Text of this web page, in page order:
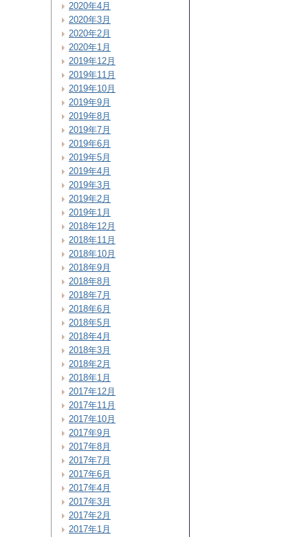
2020年4月
2020年3月
2020年2月
2020年1月
2019年12月
2019年11月
2019年10月
2019年9月
2019年8月
2019年7月
2019年6月
2019年5月
2019年4月
2019年3月
2019年2月
2019年1月
2018年12月
2018年11月
2018年10月
2018年9月
2018年8月
2018年7月
2018年6月
2018年5月
2018年4月
2018年3月
2018年2月
2018年1月
2017年12月
2017年11月
2017年10月
2017年9月
2017年8月
2017年7月
2017年6月
2017年4月
2017年3月
2017年2月
2017年1月